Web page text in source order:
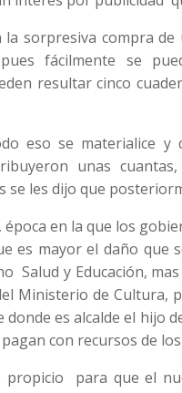
sorpresiva compra
pues fácilmente se
resultar cinco
eso se materialice y
unas
se les dijo que
en la que los
es mayor el daño que
Salud y Educación,
Ministerio de Cultura,
donde es alcalde el hijo
con recursos de
propicio para que el